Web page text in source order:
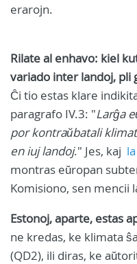
erarojn.
Rilate al enhavo: kiel
variado inter landoj, pli
Ĉi tio estas klare
paragrafo IV.3: "Larĝa
por kontraŭbatali
en iuj landoj." Jes, kaj
montras eŭropan
Komisiono, sen mencii
Estonoj, aparte, estas
ne kredas, ke klimata
(QD2), ili diras, ke